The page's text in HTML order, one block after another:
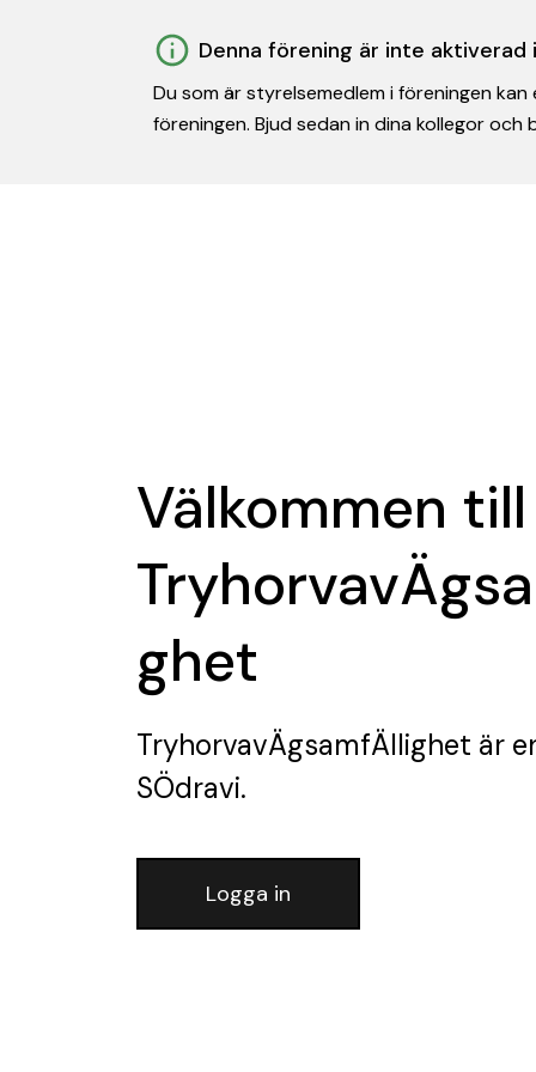
Denna förening är inte aktiverad
Du som är styrelsemedlem i föreningen
föreningen. Bjud sedan in dina kollegor och
Välkommen till
ghet
TryhorvavÄgsamfÄllighet är
SÖdravi.
Logga in